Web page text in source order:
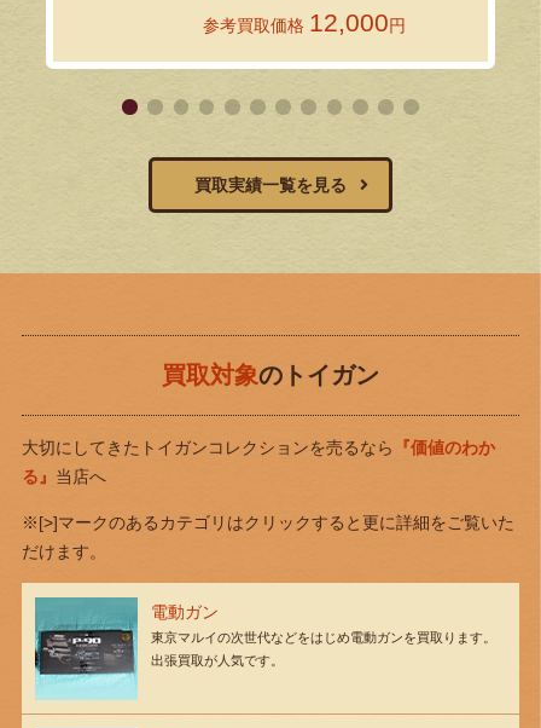
参考買取価格 12,000円
買取実績一覧を見る
買取対象のトイガン
大切にしてきたトイガンコレクションを売るなら
『価値のわか
る』 当店へ
※[>]マークのあるカテゴリはクリックすると更に詳細をご覧いた
だけます。
電動ガン
東京マルイの次世代などをはじめ電動ガンを買取ります。
出張買取が人気です。